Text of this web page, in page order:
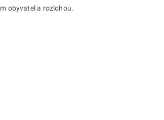
obyvatel a rozlohou.